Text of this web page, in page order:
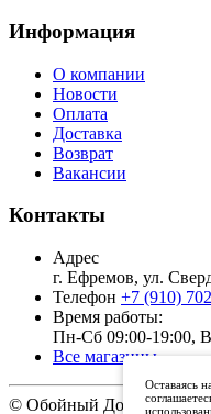
Информация
О компании
Новости
Оплата
Доставка
Возврат
Вакансии
Контакты
Адрес
г. Ефремов, ул.
Телефон +7 (910)
Время работы:
Пн-Сб 09:00-19:00,
Все магазины
© Обойный Дом, 2011 -
Оставаясь